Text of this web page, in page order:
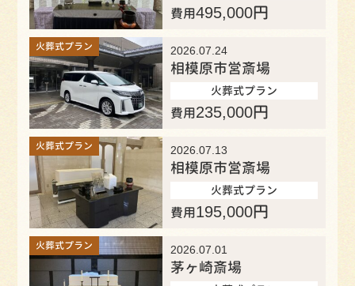
費用495,000円
火葬式プラン 2026.07.24
相模原市営斎場
火葬式プラン
費用235,000円
火葬式プラン 2026.07.13
相模原市営斎場
火葬式プラン
費用195,000円
火葬式プラン 2026.07.01
茅ヶ崎斎場